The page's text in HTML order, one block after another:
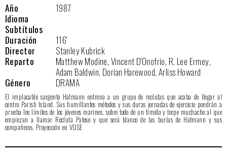
Año
1987
Idioma
Subtítulos
Duración
116'
Director
Stanley Kubrick
Reparto
Matthew Modine, Vincent D'Onofrio, R. Lee Ermey,
Adam Baldwin, Dorian Harewood, Arliss Howard
Género
DRAMA
El implacable sargento Hatmann entrena a un grupo de reclutas que acaba de llegar al
centro Parish Island. Sus humillantes métodos y sus duras jornadas de ejercicio pondrán a
prueba los límites de los jóvenes marines, sobre todo de un tímido y torpe muchacho al que
empiezan a llamar Recluta Patoso y que será blanco de las burlas de Hatmann y sus
compañeros. Proyección en VOSE